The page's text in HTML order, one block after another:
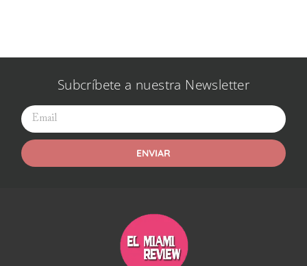
Subcríbete a nuestra Newsletter
ENVIAR